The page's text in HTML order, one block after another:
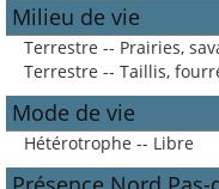
Milieu de vie
Terrestre -- Prairies,
Terrestre -- Taillis,
Mode de vie
Hétérotrophe -- Libre